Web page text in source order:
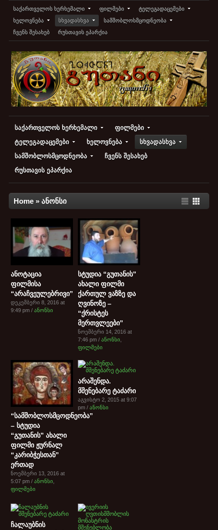
საქართველოს ხერხემალი ფილმები
ტელეგადაცემები
ხელოვნება
სხვადასხვა
სამშობლოსმცოდნეობა
ჩვენს შესახებ
რუსთავის ეპარქია
საქართველოს ხერხემალი
ფილმები
ტელეგადაცემები
ხელოვნება
სხვადასხვა
სამშობლოსმცოდნეობა
ჩვენს შესახებ
რუსთავის ეპარქია
Home» ანონსი
ანოტაცია
ფილმისა
“არაჩვეულებრივი”
დეკემბერი 8, 2016 at
9:49 pm /ანონსი
სტუდია “გუთანის”
ახალი ფილმი
ქართულ ვაზზე და
ღვინოზე –
“ქრისტეს
მერთვლეები”
ნოემბერი 14, 2016 at
7:46 pm /ანონსი
ფილმები
“სამშობლოსმცოდნეობა”
– სტუდია
“გუთანის” ახალი
ფილმი ჟურნალ
“კარიბჭესთან”
ერთად
ნოემბერი 13, 2016 at
5:07 pm /ანონსი
ფილმები
არაშენდა.
მშენებარე ტაძარი
აგვისტო 2, 2015 at 9:07
pm /ანონსი
ჩალაუბნის